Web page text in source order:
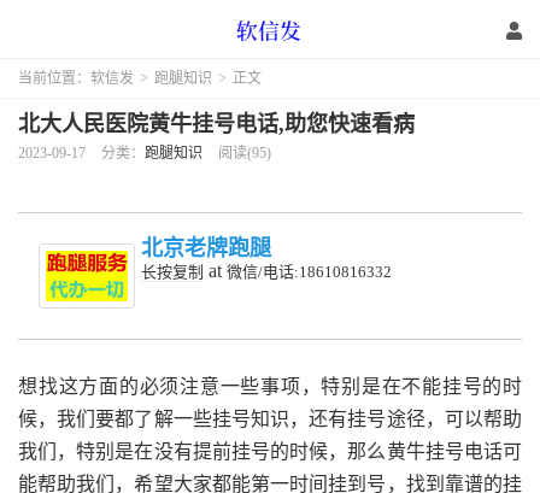
当前位置： 软信发 > 跑腿知识 > 正文
北大人民医院黄牛挂号电话,助您快速看病
2023-09-17 分类： 跑腿知识 阅读(95)
北京老牌跑腿
长按复制 at 微信/电话:18610816332
想找这方面的必须注意一些事项，特别是在不能挂号的时
候，我们要都了解一些挂号知识，还有挂号途径，可以帮助
我们，特别是在没有提前挂号的时候，那么黄牛挂号电话可
能帮助我们，希望大家都能第一时间挂到号，找到靠谱的挂